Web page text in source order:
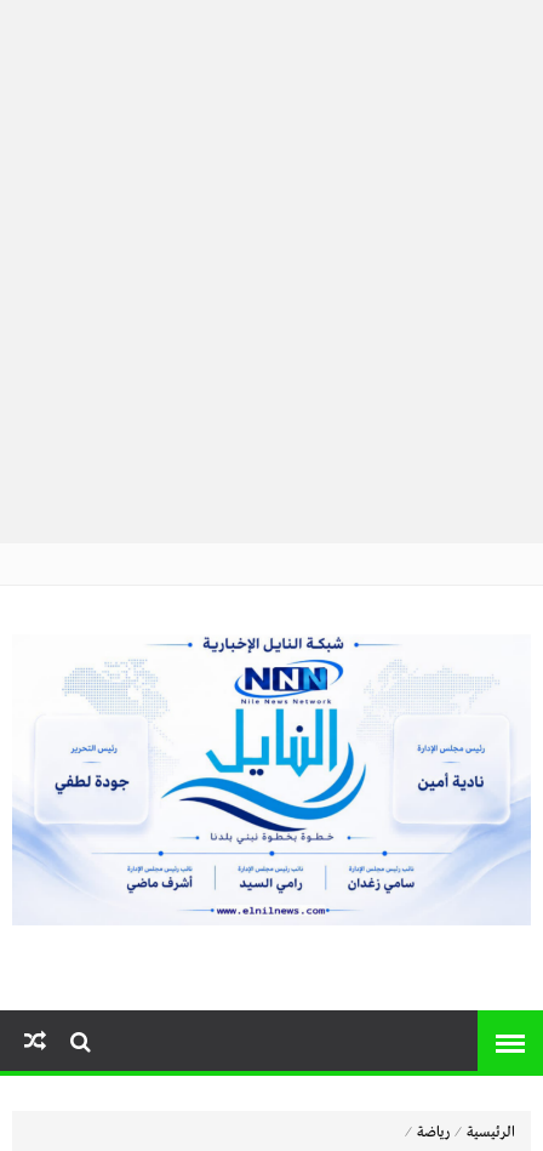
الرئيسية ⁄ رياضة ⁄